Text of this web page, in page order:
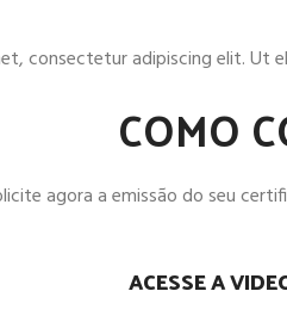
consectetur adipiscing elit. Ut
COMO
agora a emissão do seu
ACESSE A